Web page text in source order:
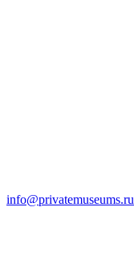
info@privatemuseums.ru